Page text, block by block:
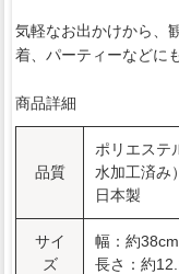
気軽なお出かけから、
着、パーティーなどに
商品詳細
品質
ポリエステ
水加工済み）
日本製
サイ
ズ
幅：約38cm
長さ：約